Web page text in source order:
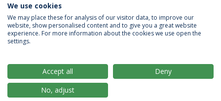
PRÓXIMOS EVENTOS
Política de Privacidade
Termos & Condições
© 2026 Universidade Católica Portuguesa
We use cookies
We may place these for analysis of our visitor data, to improve our
website, show personalised content and to give you a great website
experience. For more information about the cookies we use open the
settings.
Accept all
Deny
No, adjust